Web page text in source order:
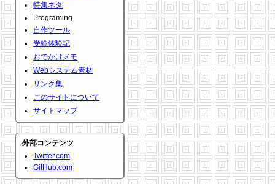
特集ネタ
Programing
自作ツール
受験体験記
おでかけメモ
Webシステム素材
リンク集
このサイトについて
サイトマップ
外部コンテンツ
Twitter.com
GitHub.com